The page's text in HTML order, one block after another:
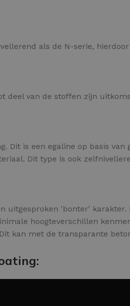
als de N-serie,
deel van de stoffen zijn
is een egaline op basis van
Dit type is ook
uitgesproken 'bonter'
hoogteverschillen
kan met de transparante